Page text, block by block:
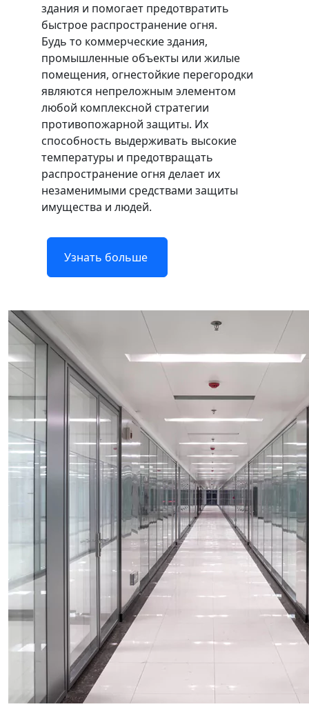
здания и помогает предотвратить
быстрое распространение огня.
Будь то коммерческие здания,
промышленные объекты или жилые
помещения, огнестойкие перегородки
являются непреложным элементом
любой комплексной стратегии
противопожарной защиты. Их
способность выдерживать высокие
температуры и предотвращать
распространение огня делает их
незаменимыми средствами защиты
имущества и людей.
Узнать больше